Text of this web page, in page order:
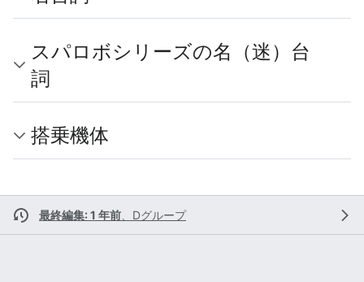
スパロボシリーズの名（迷）台
詞
搭乗機体
最終編集: 1 年前 Dグループ